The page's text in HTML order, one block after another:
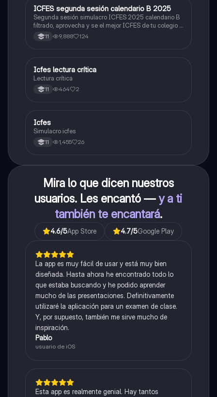
ICFES: Lectura Crítica
ICFES segunda sesión calendario B 2025
Segunda sesión simulacro ICFES 2025 calendario B
filtrado, aprovecha y se el mejor ICFES de tu colegio y
poder ingresar a universidad, y estudiar aquella
carrera con la que tanto sueñas.
11 9,888 124
Lengua Castellana
Icfes lectura crítica
Lectura crítica
11 464 2
ICFES: Sociales y Ciudadanas
Icfes
Simulacro icfes
11 1,455 26
Mira lo que dicen nuestros
usuarios. Les encantó —y a ti
también te encantará.
4.6/5App Store 4.7/5Google Play
La app es muy fácil de usar y está muy bien
diseñada. Hasta ahora he encontrado todo lo
que estaba buscando y he podido aprender
mucho de las presentaciones. Definitivamente
utilizaré la aplicación para un examen de clase.
Y, por supuesto, también me sirve mucho de
inspiración.
Pablo
usuario de iOS
Esta app es realmente genial. Hay tantos